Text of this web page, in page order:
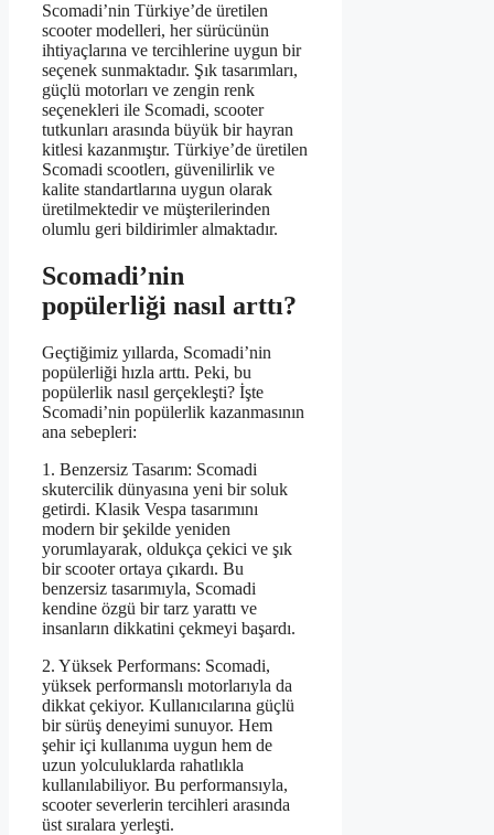
Scomadi’nin Türkiye’de üretilen
scooter modelleri, her sürücünün
ihtiyaçlarına ve tercihlerine uygun bir
seçenek sunmaktadır. Şık tasarımları,
güçlü motorları ve zengin renk
seçenekleri ile Scomadi, scooter
tutkunları arasında büyük bir hayran
kitlesi kazanmıştır. Türkiye’de üretilen
Scomadi scootlerı, güvenilirlik ve
kalite standartlarına uygun olarak
üretilmektedir ve müşterilerinden
olumlu geri bildirimler almaktadır.
Scomadi’nin
popülerliği nasıl arttı?
Geçtiğimiz yıllarda, Scomadi’nin
popülerliği hızla arttı. Peki, bu
popülerlik nasıl gerçekleşti? İşte
Scomadi’nin popülerlik kazanmasının
ana sebepleri:
1. Benzersiz Tasarım: Scomadi
skutercilik dünyasına yeni bir soluk
getirdi. Klasik Vespa tasarımını
modern bir şekilde yeniden
yorumlayarak, oldukça çekici ve şık
bir scooter ortaya çıkardı. Bu
benzersiz tasarımıyla, Scomadi
kendine özgü bir tarz yarattı ve
insanların dikkatini çekmeyi başardı.
2. Yüksek Performans: Scomadi,
yüksek performanslı motorlarıyla da
dikkat çekiyor. Kullanıcılarına güçlü
bir sürüş deneyimi sunuyor. Hem
şehir içi kullanıma uygun hem de
uzun yolculuklarda rahatlıkla
kullanılabiliyor. Bu performansıyla,
scooter severlerin tercihleri arasında
üst sıralara yerleşti.